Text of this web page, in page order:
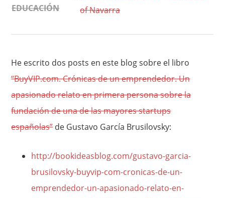
EDUCACIÓN
of Navarra
He escrito dos posts en este blog sobre el libro
“BuyVIP.com. Crónicas de un emprendedor. Un
apasionado relato en primera persona sobre la
fundación de una de las mayores startups
españolas”de Gustavo García Brusilovsky:
http://bookideasblog.com/gustavo-garcia-
brusilovsky-buyvip-com-cronicas-de-un-
emprendedor-un-apasionado-relato-en-